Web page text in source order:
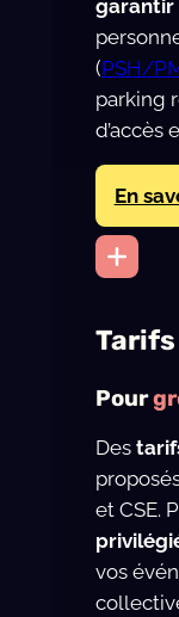
garantir
(PSH/
parking
d’accès
En
Pour
Des
et CSE.
vos